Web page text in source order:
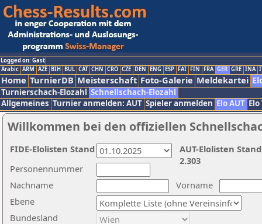
Logged on: Gast
Arabic ARM AZE BIH BUL CAT CHN CRO CZE DEN ENG ESP FAI FIN FRA GER GRE INA
Home TurnierDB Meisterschaft Foto-Galerie Meldekartei
Turnierschach-Elozahl Schnellschach-Elozahl
Allgemeines Turnier anmelden: AUT Spieler anmelden Elo AUT
Willkommen bei den offiziellen
Nachname
Vorname
Ebene
Personennummer
Bundesland
AUT-Elolisten
2.303
FIDE-Elolisten Stand